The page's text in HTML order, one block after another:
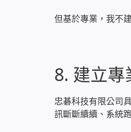
但基於專業，我不
8. 建立專
忠碁科技有限公司
訊斷斷續續、系統